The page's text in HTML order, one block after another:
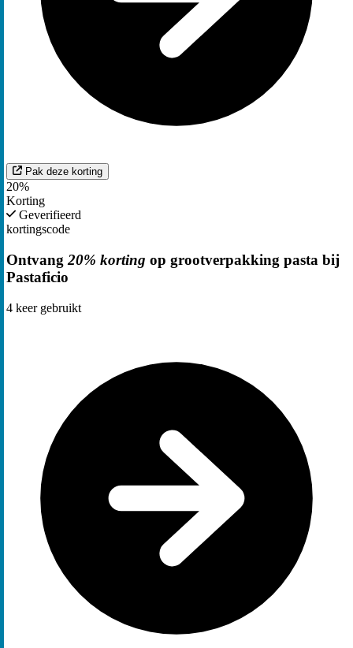
Pak deze korting
20%
Korting
Geverifieerd
kortingscode
Ontvang 20% korting op grootverpakking pasta bij
Pastaficio
4 keer gebruikt